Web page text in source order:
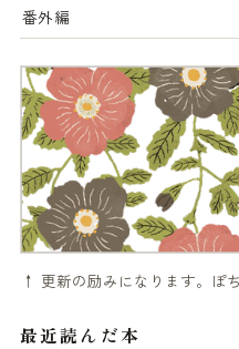
番外編
↑ 更新の励みになります。ぽ
最近読んだ本